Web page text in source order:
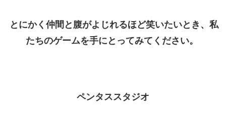
とにかく仲間と腹がよじれるほど笑いたいとき、私
たちのゲームを手にとってみてください。
ペンタススタジオ